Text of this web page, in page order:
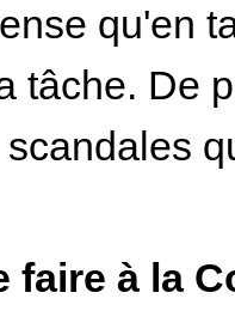
qu'en
tâche. De
faire à la